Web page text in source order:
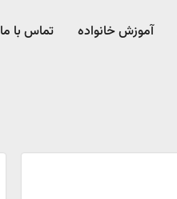
آموزش خانواده تماس با ما